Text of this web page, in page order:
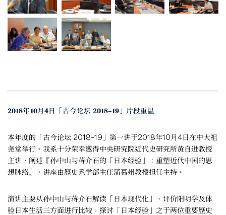
2018年10月4日「古今论坛 2018–19」片段重温
本年度的「古今论坛 2018–19」第一讲于2018年10月4日在中大祖
尧堂举行。我系十分荣幸邀得中央研究院近代史研究所黄自进教授
主讲，阐述『孙中山与蒋介石的「日本经验」：重塑近代中国的思
想脉络』，讲座由歷史系学部主任蒲慕州教授担任主持。
演讲主要从孙中山与蒋介石解读「日本现代化」、评价阳明学及体
验日本生活三方面进行比较，探讨「日本经验」之于两位重要歷史